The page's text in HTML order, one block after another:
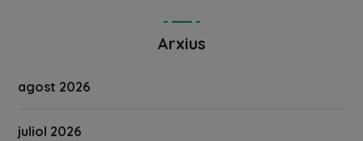
Arxius
agost 2026
juliol 2026